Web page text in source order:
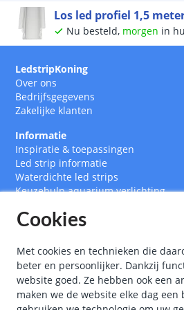
Los led profiel 1,5
Nu besteld, morgen in
LedstripKoning
Over ons
Bedrijfsgegevens
Zakelijke klanten
Informatie
Inspiratie & toepassingen
Led strip informatie
Waterdichte led strips
Keuzehulp aquarium verlichting
RGB CCT Multicolor led strips
Led drivers
Ledstrips 12 Volt
Ledstrips 24 Volt
Ledstrip 5 meter
Ledstrip 10 meter
Cookies
Met cookies en technieken die
beter en persoonlijker. Dankzij
website goed. Ze hebben ook een
maken we de website elke dag een